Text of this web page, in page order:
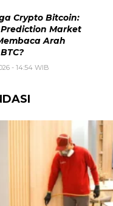
Crypto Bitcoin:
Market
Arah
- 14:54 WIB